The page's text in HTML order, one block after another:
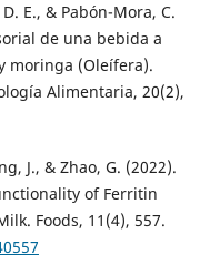
E., & Pabón-Mora, C.
de una bebida a
moringa (Oleífera).
Alimentaria, 20(2),
J., & Zhao, G. (2022).
of Ferritin
Foods, 11(4), 557.